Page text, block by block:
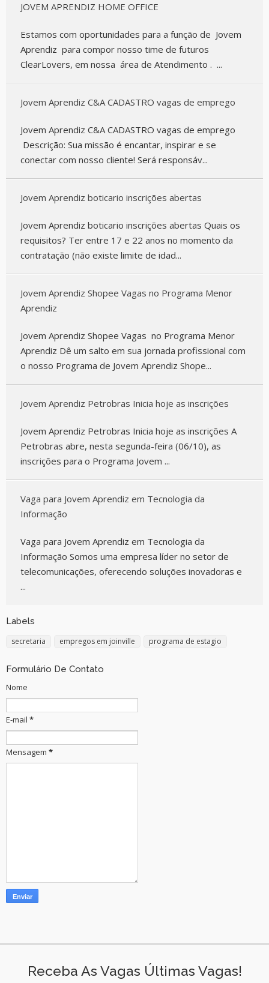
JOVEM APRENDIZ HOME OFFICE
Estamos com oportunidades para a função de Jovem
Aprendiz para compor nosso time de futuros
ClearLovers, em nossa área de Atendimento . ...
Jovem Aprendiz C&A CADASTRO vagas de emprego
Jovem Aprendiz C&A CADASTRO vagas de emprego
Descrição: Sua missão é encantar, inspirar e se
conectar com nosso cliente! Será responsáv...
Jovem Aprendiz boticario inscrições abertas
Jovem Aprendiz boticario inscrições abertas Quais os
requisitos? Ter entre 17 e 22 anos no momento da
contratação (não existe limite de idad...
Jovem Aprendiz Shopee Vagas no Programa Menor
Aprendiz
Jovem Aprendiz Shopee Vagas no Programa Menor
Aprendiz Dê um salto em sua jornada profissional com
o nosso Programa de Jovem Aprendiz Shope...
Jovem Aprendiz Petrobras Inicia hoje as inscrições
Jovem Aprendiz Petrobras Inicia hoje as inscrições A
Petrobras abre, nesta segunda-feira (06/10), as
inscrições para o Programa Jovem ...
Vaga para Jovem Aprendiz em Tecnologia da
Informação
Vaga para Jovem Aprendiz em Tecnologia da
Informação Somos uma empresa líder no setor de
telecomunicações, oferecendo soluções inovadoras e
...
Labels
secretaria empregos em joinville programa de estagio
Formulário De Contato
Nome
E-mail *
Mensagem *
Receba As Vagas Últimas Vagas!